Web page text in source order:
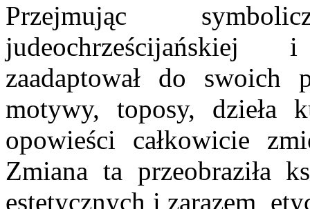
Przejmując
zaadaptował do swoich
motywy, toposy, dzieła
opowieści całkowicie
Zmiana ta przeobraziła
estetycznych i zarazem